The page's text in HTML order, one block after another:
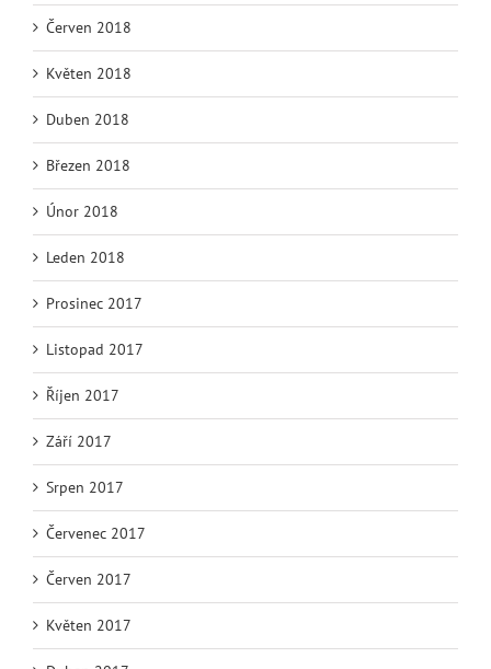
Červen 2018
Květen 2018
Duben 2018
Březen 2018
Únor 2018
Leden 2018
Prosinec 2017
Listopad 2017
Říjen 2017
Září 2017
Srpen 2017
Červenec 2017
Červen 2017
Květen 2017